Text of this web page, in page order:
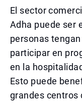
El sector
Adha puede ser
personas
participar en
en la
Esto puede
grandes centros